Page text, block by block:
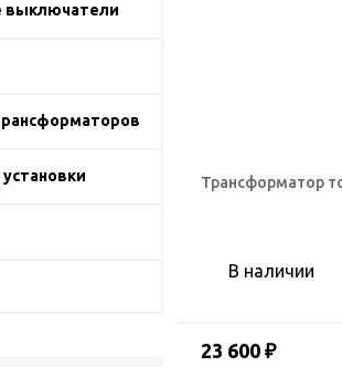
выключатели
Трансформатор
В наличии
23 600 ₽